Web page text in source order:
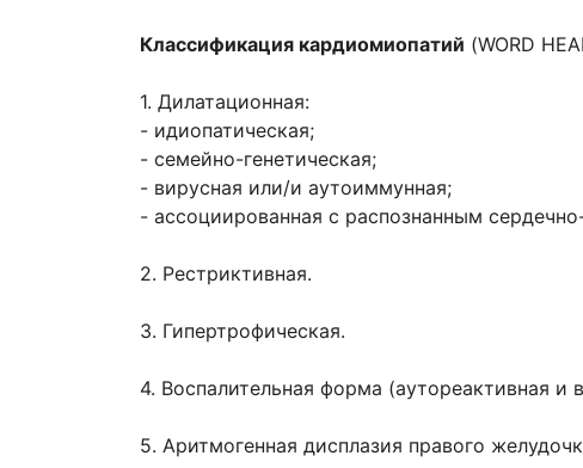
Классификация кардиомиопатий (WORD
1. Дилатационная:
- идиопатическая;
- семейно-генетическая;
- вирусная или/и аутоиммунная;
- ассоциированная с распознанным
2. Рестриктивная.
3. Гипертрофическая.
4. Воспалительная форма (аутореактивная
5. Аритмогенная дисплазия правого